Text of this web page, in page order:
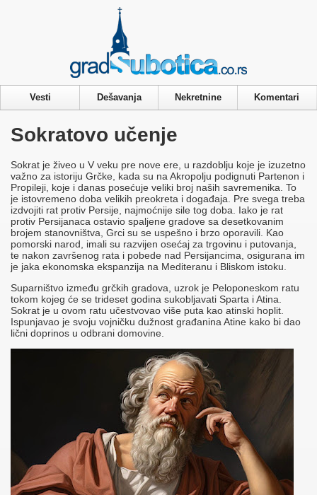
Vesti Dešavanja Nekretnine Komentari
Sokratovo učenje
Sokrat je živeo u V veku pre nove ere, u razdoblju koje je izuzetno
važno za istoriju Grčke, kada su na Akropolju podignuti Partenon i
Propileji, koje i danas posećuje veliki broj naših savremenika. To
je istovremeno doba velikih preokreta i događaja. Pre svega treba
izdvojiti rat protiv Persije, najmoćnije sile tog doba. Iako je rat
protiv Persijanaca ostavio spaljene gradove sa desetkovanim
brojem stanovništva, Grci su se uspešno i brzo oporavili. Kao
pomorski narod, imali su razvijen osećaj za trgovinu i putovanja,
te nakon završenog rata i pobede nad Persijancima, osigurana im
je jaka ekonomska ekspanzija na Mediteranu i Bliskom istoku.
Suparništvo između grčkih gradova, uzrok je Peloponeskom ratu
tokom kojeg će se trideset godina sukobljavati Sparta i Atina.
Sokrat je u ovom ratu učestvovao više puta kao atinski hoplit.
Ispunjavao je svoju vojničku dužnost građanina Atine kako bi dao
lični doprinos u odbrani domovine.
Privacy & Cookies Policy